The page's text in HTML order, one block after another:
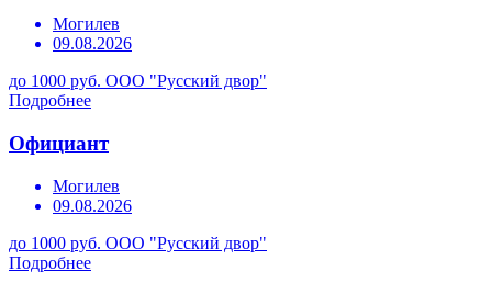
Могилев
09.08.2026
до 1000 руб. ООО "Русский двор"
Подробнее
Официант
Могилев
09.08.2026
до 1000 руб. ООО "Русский двор"
Подробнее